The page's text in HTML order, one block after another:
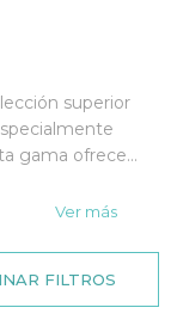
superior
gama ofrece...
Ver más
FILTROS